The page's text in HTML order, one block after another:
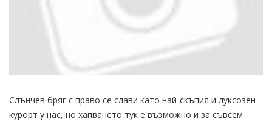
Слънчев бряг с право се слави като най-скъпия и луксозен
курорт у нас, но хапването тук е възможно и за съвсем